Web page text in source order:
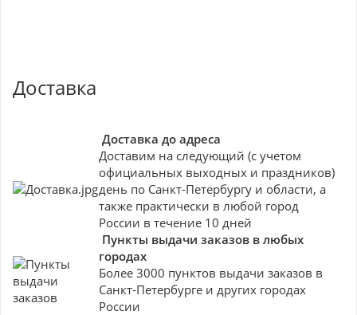
Доставка
Доставка до адреса
Доставим на следующий (с учетом
официальных выходных и праздников)
день по Санкт-Петербургу и области, а
также практически в любой город
России в течение 10 дней
Пункты выдачи заказов в любых
городах
Более 3000 пунктов выдачи заказов в
Санкт-Петербурге и других городах
России